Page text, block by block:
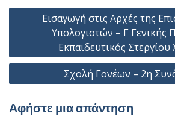
Πλοήγηση
Εισαγωγή στις Αρχές της
Υπολογιστών – Γ Γενικής
Εκπαιδευτικός Στεργίου
Σχολή Γονέων – 2η
Αφήστε μια απάντηση